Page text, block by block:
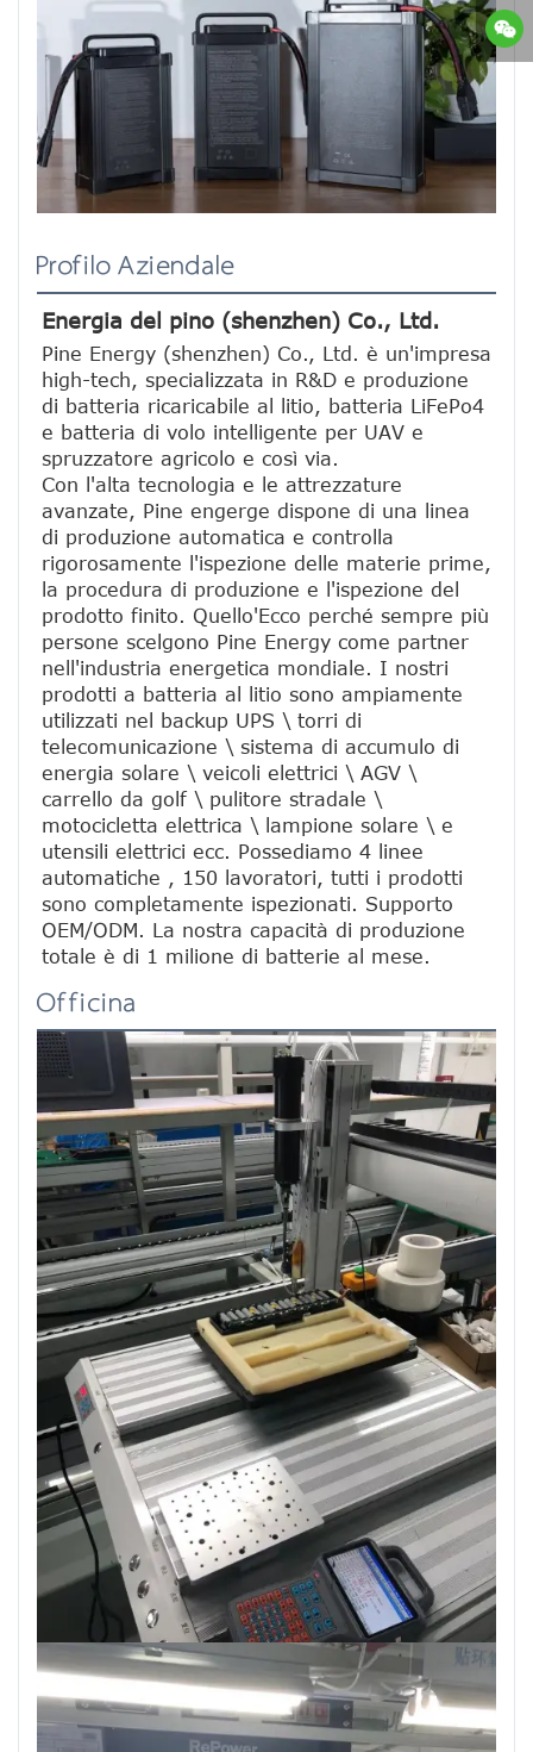
Profilo Aziendale
Energia del pino (shenzhen) Co., Ltd.
Pine Energy (shenzhen) Co., Ltd. è un'impresa
high-tech, specializzata in R&D e produzione
di batteria ricaricabile al litio, batteria LiFePo4
e batteria di volo intelligente per UAV e
spruzzatore agricolo e così via.
Con l'alta tecnologia e le attrezzature
avanzate, Pine engerge dispone di una linea
di produzione automatica e controlla
rigorosamente l'ispezione delle materie prime,
la procedura di produzione e l'ispezione del
prodotto finito. Quello'Ecco perché sempre più
persone scelgono Pine Energy come partner
nell'industria energetica mondiale. I nostri
prodotti a batteria al litio sono ampiamente
utilizzati nel backup UPS \ torri di
telecomunicazione \ sistema di accumulo di
energia solare \ veicoli elettrici \ AGV \
carrello da golf \ pulitore stradale \
motocicletta elettrica \ lampione solare \ e
utensili elettrici ecc. Possediamo 4 linee
automatiche , 150 lavoratori, tutti i prodotti
sono completamente ispezionati. Supporto
OEM/ODM. La nostra capacità di produzione
totale è di 1 milione di batterie al mese.
Officina